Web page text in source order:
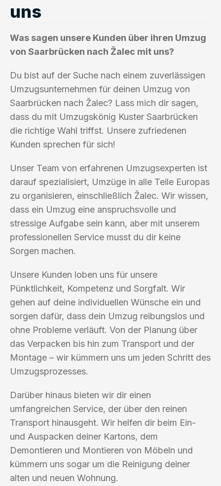
uns
Was sagen unsere Kunden über ihren Umzug
von Saarbrücken nach Žalec mit uns?
Du bist auf der Suche nach einem zuverlässigen
Umzugsunternehmen für deinen Umzug von
Saarbrücken nach Žalec? Lass mich dir sagen,
dass du mit Umzugskönig Kuster Saarbrücken
die richtige Wahl triffst. Unsere zufriedenen
Kunden sprechen für sich!
Unser Team von erfahrenen Umzugsexperten ist
darauf spezialisiert, Umzüge in alle Teile Europas
zu organisieren, einschließlich Žalec. Wir wissen,
dass ein Umzug eine anspruchsvolle und
stressige Aufgabe sein kann, aber mit unserem
professionellen Service musst du dir keine
Sorgen machen.
Unsere Kunden loben uns für unsere
Pünktlichkeit, Kompetenz und Sorgfalt. Wir
gehen auf deine individuellen Wünsche ein und
sorgen dafür, dass dein Umzug reibungslos und
ohne Probleme verläuft. Von der Planung über
das Verpacken bis hin zum Transport und der
Montage – wir kümmern uns um jeden Schritt des
Umzugsprozesses.
Darüber hinaus bieten wir dir einen
umfangreichen Service, der über den reinen
Transport hinausgeht. Wir helfen dir beim Ein-
und Auspacken deiner Kartons, dem
Demontieren und Montieren von Möbeln und
kümmern uns sogar um die Reinigung deiner
alten und neuen Wohnung.